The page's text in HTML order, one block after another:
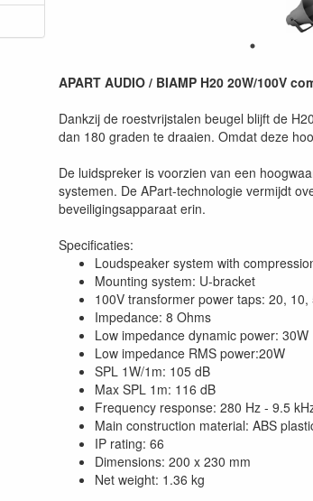
APART AUDIO / BIAMP H20 20W/100V
Dankzij de roestvrijstalen beugel blijft de
dan 180 graden te draaien. Omdat deze
De luidspreker is voorzien van een
systemen. De APart-technologie vermijdt
beveiligingsapparaat erin.
Specificaties:
Loudspeaker system with
Mounting system: U-bracket
100V transformer power taps: 20, 10,
Impedance: 8 Ohms
Low impedance dynamic power: 30W
Low impedance RMS power:20W
SPL 1W/1m: 105 dB
Max SPL 1m: 116 dB
Frequency response: 280 Hz - 9.5
Main construction material: ABS
IP rating: 66
Dimensions: 200 x 230 mm
Net weight: 1.36 kg